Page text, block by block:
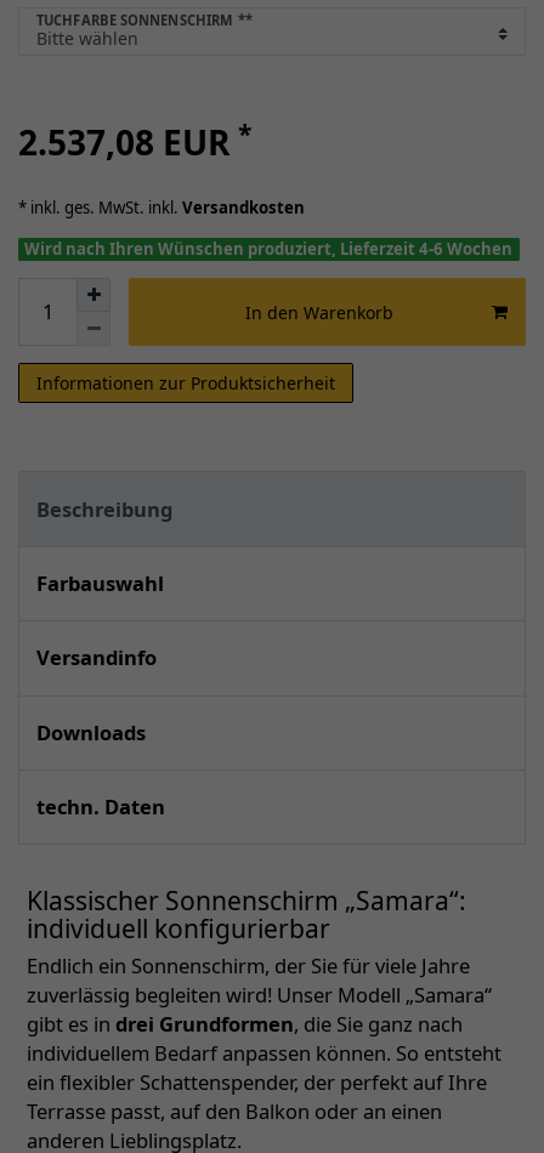
TUCHFARBE SONNENSCHIRM **
2.537,08 EUR *
* inkl. ges. MwSt. inkl. Versandkosten
Wird nach Ihren Wünschen produziert, Lieferzeit 4-6 Wochen
In den Warenkorb
Informationen zur Produktsicherheit
Beschreibung
Farbauswahl
Versandinfo
Downloads
techn. Daten
Klassischer Sonnenschirm „Samara“:
individuell konfigurierbar
Endlich ein Sonnenschirm, der Sie für viele Jahre
zuverlässig begleiten wird! Unser Modell „Samara“
gibt es in drei Grundformen, die Sie ganz nach
individuellem Bedarf anpassen können. So entsteht
ein flexibler Schattenspender, der perfekt auf Ihre
Terrasse passt, auf den Balkon oder an einen
anderen Lieblingsplatz.